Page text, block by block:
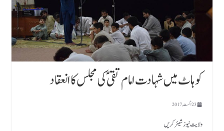
کوہاٹ میں شہادت امام تقی ؑ کی مجلس کا انعقاد
23 اگست, 2017
ولایت نیوز شیئر کریں